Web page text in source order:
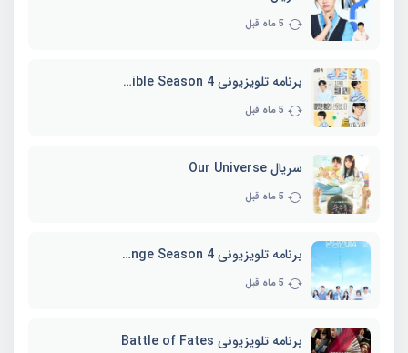
5 ماه قبل
برنامه تلویزیونی Whenever Possible Season 4
5 ماه قبل
سریال Our Universe
5 ماه قبل
برنامه تلویزیونی EXchange Season 4
5 ماه قبل
برنامه تلویزیونی Battle of Fates